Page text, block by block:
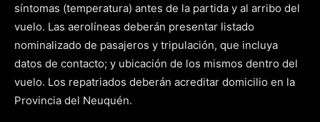
síntomas (temperatura) antes de la partida y al arribo del
vuelo. Las aerolíneas deberán presentar listado
nominalizado de pasajeros y tripulación, que incluya
datos de contacto; y ubicación de los mismos dentro del
vuelo. Los repatriados deberán acreditar domicilio en la
Provincia del Neuquén.